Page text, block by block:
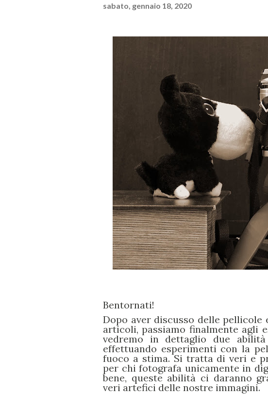
sabato, gennaio 18, 2020
Bentornati!
Dopo aver discusso delle
articoli, passiamo finalmente agli
vedremo in dettaglio due
effettuando esperimenti con la
fuoco a stima. Si tratta di veri e
per chi fotografa unicamente in
bene, queste abilità ci daranno
veri artefici delle nostre immagini.